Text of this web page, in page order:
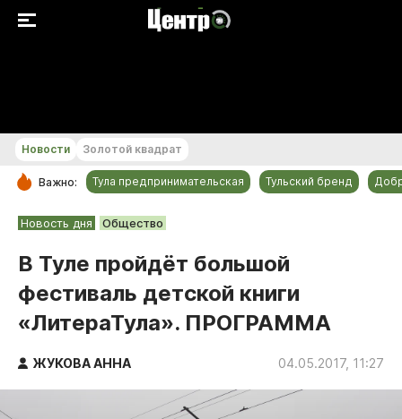
РУБРИКИ
Культура
Происшествия
Спорт
Тульский бренд
Тула предпринимательская
ДоброЦентр
Новости Золотой квадрат
Важно: Тула предпринимательская Тульский бренд
Новость дня Общество
В Туле пройдёт большой
фестиваль детской книги
«ЛитераТула». ПРОГРАММА
ЖУКОВА АННА 04.05.2017, 11:27